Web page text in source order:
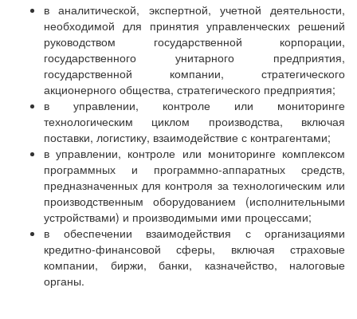
в аналитической, экспертной, учетной деятельности,
необходимой для принятия управленческих решений
руководством государственной корпорации,
государственного унитарного предприятия,
государственной компании, стратегического
акционерного общества, стратегического предприятия;
в управлении, контроле или мониторинге
технологическим циклом производства, включая
поставки, логистику, взаимодействие с контрагентами;
в управлении, контроле или мониторинге комплексом
программных и программно-аппаратных средств,
предназначенных для контроля за технологическим или
производственным оборудованием (исполнительными
устройствами) и производимыми ими процессами;
в обеспечении взаимодействия с организациями
кредитно-финансовой сферы, включая страховые
компании, биржи, банки, казначейство, налоговые
органы.